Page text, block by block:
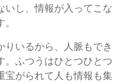
いし、情報が入ってこな
りいるから、人脈もでき
。ふつうはひとつひとつ
宝がられて人も情報も集